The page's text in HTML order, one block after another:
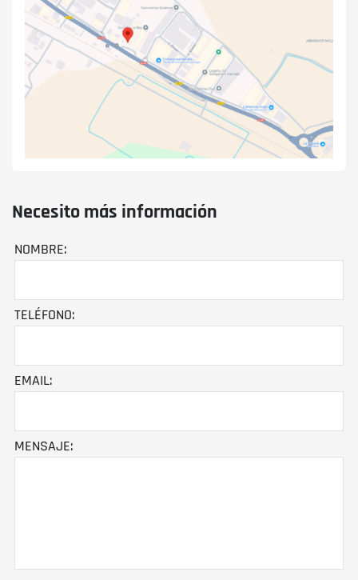
Necesito más información
NOMBRE:
TELÉFONO:
EMAIL:
MENSAJE: